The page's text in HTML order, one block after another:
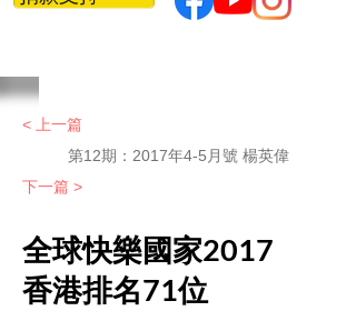
< 上一篇
第12期：2017年4-5月號 楊英偉
下一篇 >
全球快樂國家2017
香港排名71位